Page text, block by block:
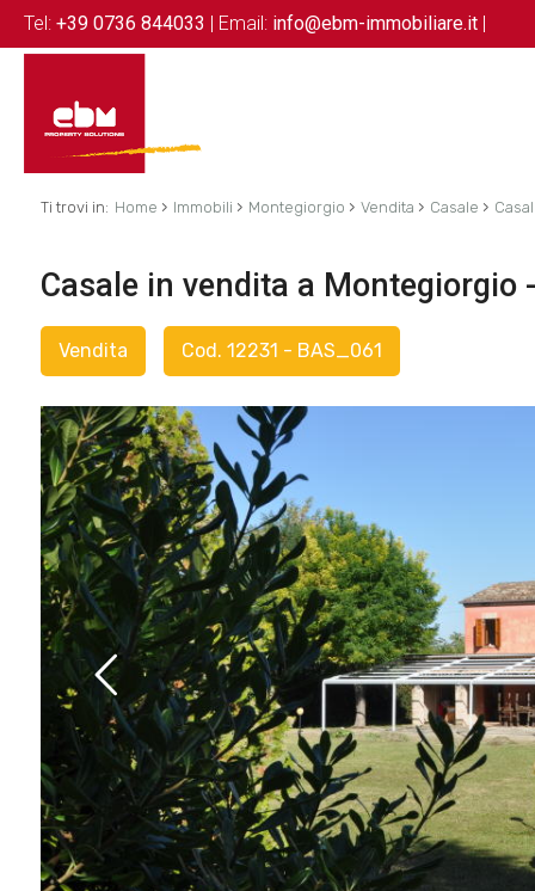
Tel: +39 0736 844033 | Email: info@ebm-immobiliare.it |
Ti trovi in: Home › Immobili › Montegiorgio › Vendita › Casale ›
Casale in vendita a Montegiorgio
Vendita Cod. 12231 - BAS_061